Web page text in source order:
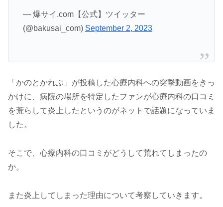
— 爆サイ.com【公式】ツイッター
(@bakusai_com) September 2, 2023
「かのとかれぶ」が投稿した心療内科への突撃動画をきっ
かけに、病院の場所を特定したファンが心療内科の口コミ
を荒らして炎上したというのがネットで話題になっていま
した。
そこで、心療内科の口コミがどうして荒れてしまったの
か。
また炎上してしまった理由について考察していきます。